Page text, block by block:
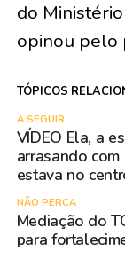
do
opinou pelo
TÓPICOS
A SEGUIR
VÍDEO Ela, a
arrasando
estava no
NÃO PERCA
Mediação do
para